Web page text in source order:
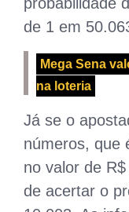
de 1 em
Mega Sena
na loteria
Já se o
números, que
no valor de
de acertar o